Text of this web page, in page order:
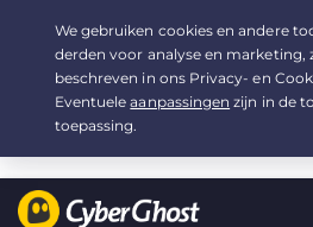
Uw keuze:de beste aanbiedingvoor
2.19/maand